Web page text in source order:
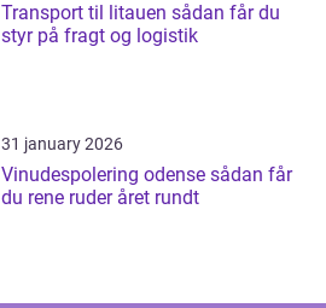
Transport til litauen sådan får du
styr på fragt og logistik
31 january 2026
Vinudespolering odense sådan får
du rene ruder året rundt